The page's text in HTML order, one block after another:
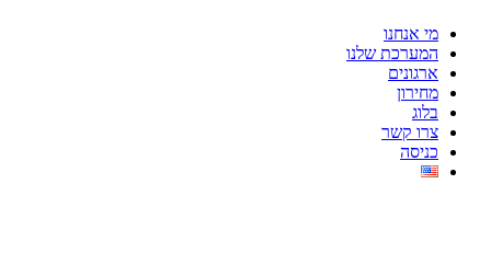
מי אנחנו
המערכת שלנו
ארגונים
מחירון
בלוג
צרו קשר
כניסה